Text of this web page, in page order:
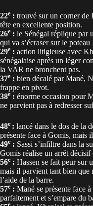
22e : trouvé sur un corner de
tête en excellente position.
26e : le Sénégal réplique par
qui va s’écraser sur le poteau
29e : action litigieuse avec
sénégalaise après un léger
la VAR ne bronchent pas.
37e : bien décalé par Mané,
frappe en pivot.
38e : énorme occasion pour
ne parvient pas à redresser
48e : lancé dans le dos de la
présente face à Gomis, mais
49e : Sassi s’infiltre dans la
Gomis réalise un arrêt
56e : Hassen se fait peur sur
mais il parvient tant bien que
l’aide de la barre.
57e : Mané se présente face
parfaitement et s’empare du